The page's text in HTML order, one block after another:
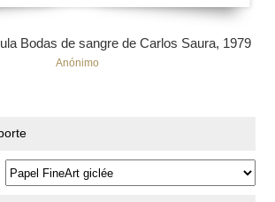
Bodas de sangre de Carlos Saura, 1979
Anónimo